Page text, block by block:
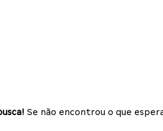
Se não encontrou o que